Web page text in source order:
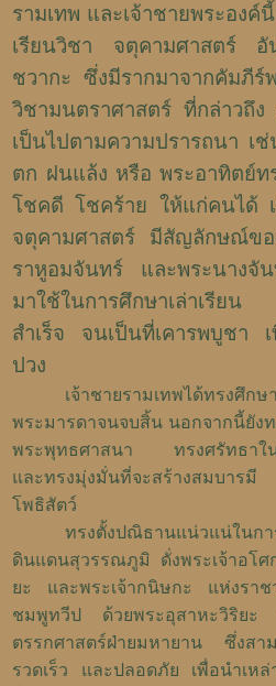
รามเทพ และเจ้าชายพระองค์
เรียนวิชา จตุคามศาสตร์ อัน
ชวากะ ซึ่งมีรากมาจากคัมภีร์
วิชามนตราศาสตร์ ที่กล่าวถึ
เป็นไปตามความปรารถนา
ตก ฝนแล้ง หรือ พระอาทิตย์ท
โชคดี โชคร้าย ให้แก่คนได้
จตุคามศาสตร์ มีสัญลักษณ์ขอ
ราหูอมจันทร์ และพระนางจั
มาใช้ในการศึกษาเล่าเรีย
สำเร็จ จนเป็นที่เคารพบูชา
ปวง
เจ้าชายรามเทพได้ทรงศึ
พระมารดาจนจบสิ้น นอกจากนี้ยัง
พระพุทธศาสนา ทรงศรัทธาใน
และทรงมุ่งมั่นที่จะสร้างสมบาร
โพธิสัตว์
ทรงตั้งปณิธานแน่วแน่ในก
ดินแดนสุวรรณภูมิ ดั่งพระเจ้าอโศ
ยะ และพระเจ้ากนิษกะ แห่งรา
ชมพูทวีป ด้วยพระอุสาหะวิริยะ
ตรรกศาสตร์ฝ่ายมหายาน ซึ่งสา
รวดเร็ว และปลอดภัย เพื่อนำเห